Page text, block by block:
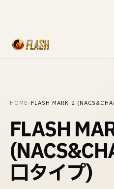
HOME› FLASH MARK.2
FLASH
口タイプ)